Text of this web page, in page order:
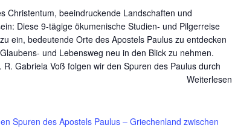
Christentum, beeindruckende Landschaften und
Diese 9-tägige ökumenische Studien- und Pilgerreise
ein, bedeutende Orte des Apostels Paulus zu entdecken
und Lebensweg neu in den Blick zu nehmen.
Gabriela Voß folgen wir den Spuren des Paulus durch
Weiterlesen
Spuren des Apostels Paulus – Griechenland zwischen